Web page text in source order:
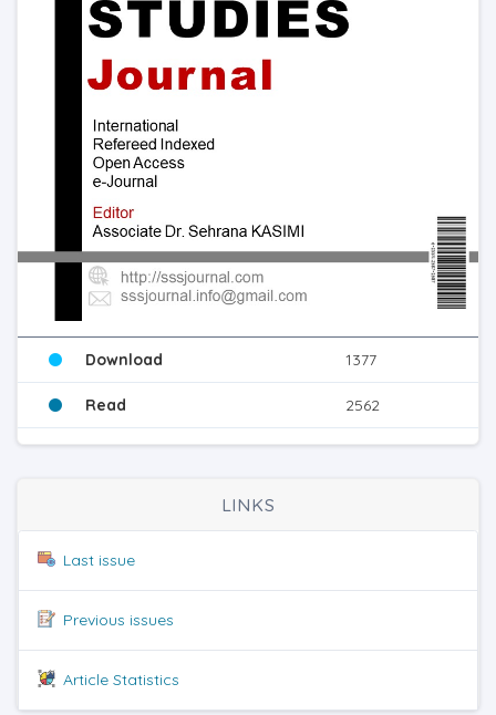
Download 1377
Read 2562
LINKS
Last issue
Previous issues
Article Statistics